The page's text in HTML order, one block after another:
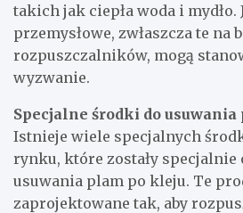
takich jak ciepła woda i mydło.
przemysłowe, zwłaszcza te na
rozpuszczalników, mogą
wyzwanie.
Specjalne środki do
Istnieje wiele specjalnych
rynku, które zostały specjalnie
usuwania plam po kleju. Te
zaprojektowane tak, aby